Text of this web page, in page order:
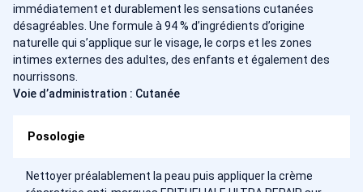
immédiatement et durablement les sensations cutanées
désagréables. Une formule à 94 % d’ingrédients d’origine
naturelle qui s’applique sur le visage, le corps et les zones
intimes externes des adultes, des enfants et également des
nourrissons.
Voie d’administration : Cutanée
Posologie
Nettoyer préalablement la peau puis appliquer la crème